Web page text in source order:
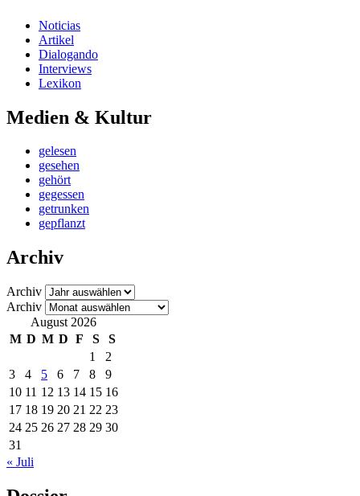
Noticias
Artikel
Dialogando
Interviews
Lexikon
Medien & Kultur
gelesen
gesehen
gehört
gegessen
getrunken
gepflanzt
Archiv
Archiv
Archiv
August 2026
M D M D F S
S
1
2
3
4 5 6 7 8
9
10 11 12 13 14 15 16
17 18 19 20 21 22 23
24 25 26 27 28 29 30
31
« Juli